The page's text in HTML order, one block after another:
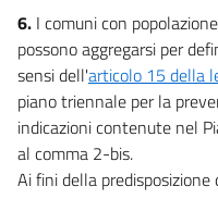
6. I comuni con
possono aggregarsi per
sensi dell'articolo 15 della
piano triennale per la
indicazioni contenute nel
al comma 2-bis.
Ai fini della